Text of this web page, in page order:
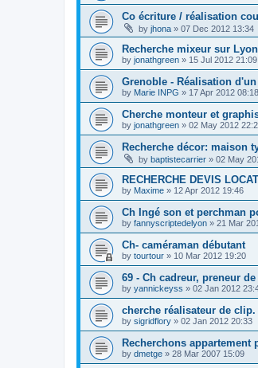
Co écriture / réalisation
by jhona » 07 Dec 2012 13:34
Recherche mixeur sur Lyon
by jonathgreen » 15 Jul 2012 21:09
Grenoble - Réalisation
by Marie INPG » 17 Apr 2012 08:18
Cherche monteur et
by jonathgreen » 02 May 2012
Recherche décor: maison
by baptistecarrier » 02 May
RECHERCHE DEVIS
by Maxime » 12 Apr 2012 19:46
Ch Ingé son et perchman
by fannyscriptedelyon » 21 Mar
Ch- caméraman débutant
by tourtour » 10 Mar 2012 19:20
69 - Ch cadreur, preneur
by yannickeyss » 02 Jan 2012
cherche réalisateur de clip.
by sigridflory » 02 Jan 2012 20:33
Recherchons appartement
by dmetge » 28 Mar 2007 15:09